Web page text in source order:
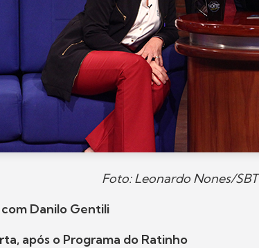
Foto: Leonardo Nones/SBT
Danilo Gentili
após o Programa do Ratinho